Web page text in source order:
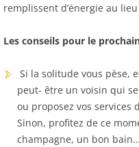
remplissent d’énergie au
Les conseils pour le
Si la solitude vous pèse,
peut- être un voisin qui
ou proposez vos services
Sinon, profitez de ce
champagne, un bon